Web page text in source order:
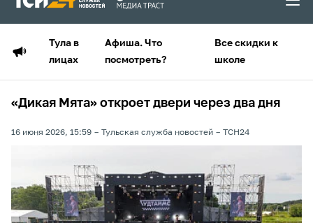
Тула в
лицах
Афиша. Что
посмотреть?
Все скидки к
школе
«Дикая Мята» откроет двери через два дня
16 июня 2026, 15:59 Тульская служба новостей ТСН24